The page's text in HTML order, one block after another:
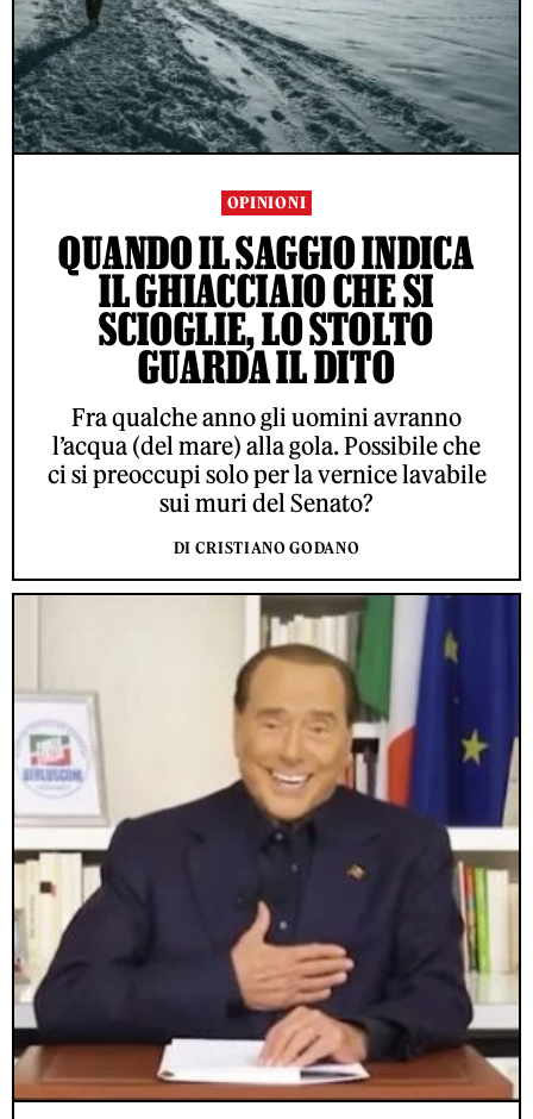
OPINIONI
QUANDO IL SAGGIO INDICA
IL GHIACCIAIO CHE SI
SCIOGLIE, LO STOLTO
GUARDA IL DITO
Fra qualche anno gli uomini avranno
l’acqua (del mare) alla gola. Possibile che
ci si preoccupi solo per la vernice lavabile
sui muri del Senato?
DI CRISTIANO GODANO